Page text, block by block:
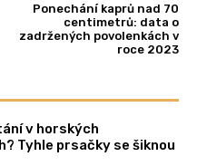
Ponechání kaprů nad 70
centimetrů: data o
zadržených povolenkách v
roce 2023
v horských
Tyhle prsačky se šiknou